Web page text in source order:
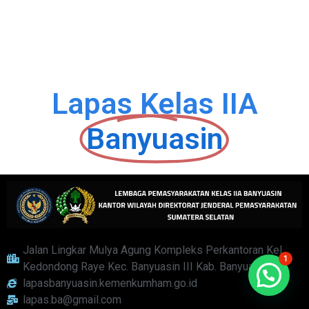
Lapas Kelas IIA
Banyuasin
Jalan Lingkar Mulya Agung Kompleks Perkantoran Kel.
Kedondong Raye Kec. Banyuasin III Kab. Banyuasin
lapasbanyuasin.kemenkumham.go.id
lapas.ba@gmail.com
1